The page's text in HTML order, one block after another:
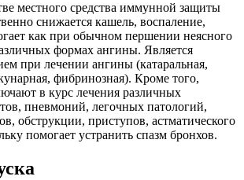
местного средства иммунной защиты
снижается кашель, воспаление,
как при обычном першении неясного
формах ангины. Является
при лечении ангины (катаральная,
фибринозная). Кроме того,
в курс лечения различных
пневмоний, легочных патологий,
обструкции, приступов, астматического
помогает устранить спазм бронхов.